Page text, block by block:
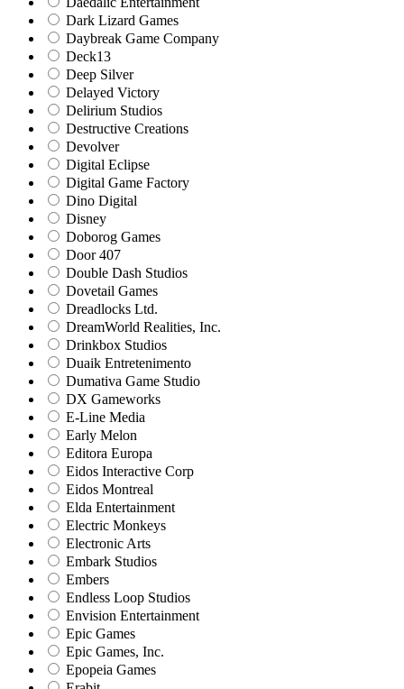
Dark Lizard Games
Daybreak Game Company
Deck13
Deep Silver
Delayed Victory
Delirium Studios
Destructive Creations
Devolver
Digital Eclipse
Digital Game Factory
Dino Digital
Disney
Doborog Games
Door 407
Double Dash Studios
Dovetail Games
Dreadlocks Ltd.
DreamWorld Realities, Inc.
Drinkbox Studios
Duaik Entretenimento
Dumativa Game Studio
DX Gameworks
E-Line Media
Early Melon
Editora Europa
Eidos Interactive Corp
Eidos Montreal
Elda Entertainment
Electric Monkeys
Electronic Arts
Embark Studios
Embers
Endless Loop Studios
Envision Entertainment
Epic Games
Epic Games, Inc.
Epopeia Games